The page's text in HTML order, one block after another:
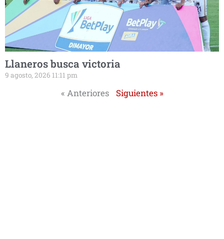
Llaneros busca victoria
9 agosto, 2026 11:11 pm
« Anteriores Siguientes »